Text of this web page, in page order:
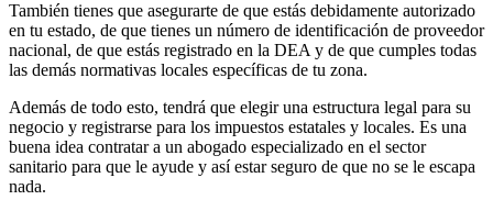
También tienes que asegurarte de que estás debidamente autorizado
en tu estado, de que tienes un número de identificación de proveedor
nacional, de que estás registrado en la DEA y de que cumples todas
las demás normativas locales específicas de tu zona.
Además de todo esto, tendrá que elegir una estructura legal para su
negocio y registrarse para los impuestos estatales y locales. Es una
buena idea contratar a un abogado especializado en el sector
sanitario para que le ayude y así estar seguro de que no se le escapa
nada.